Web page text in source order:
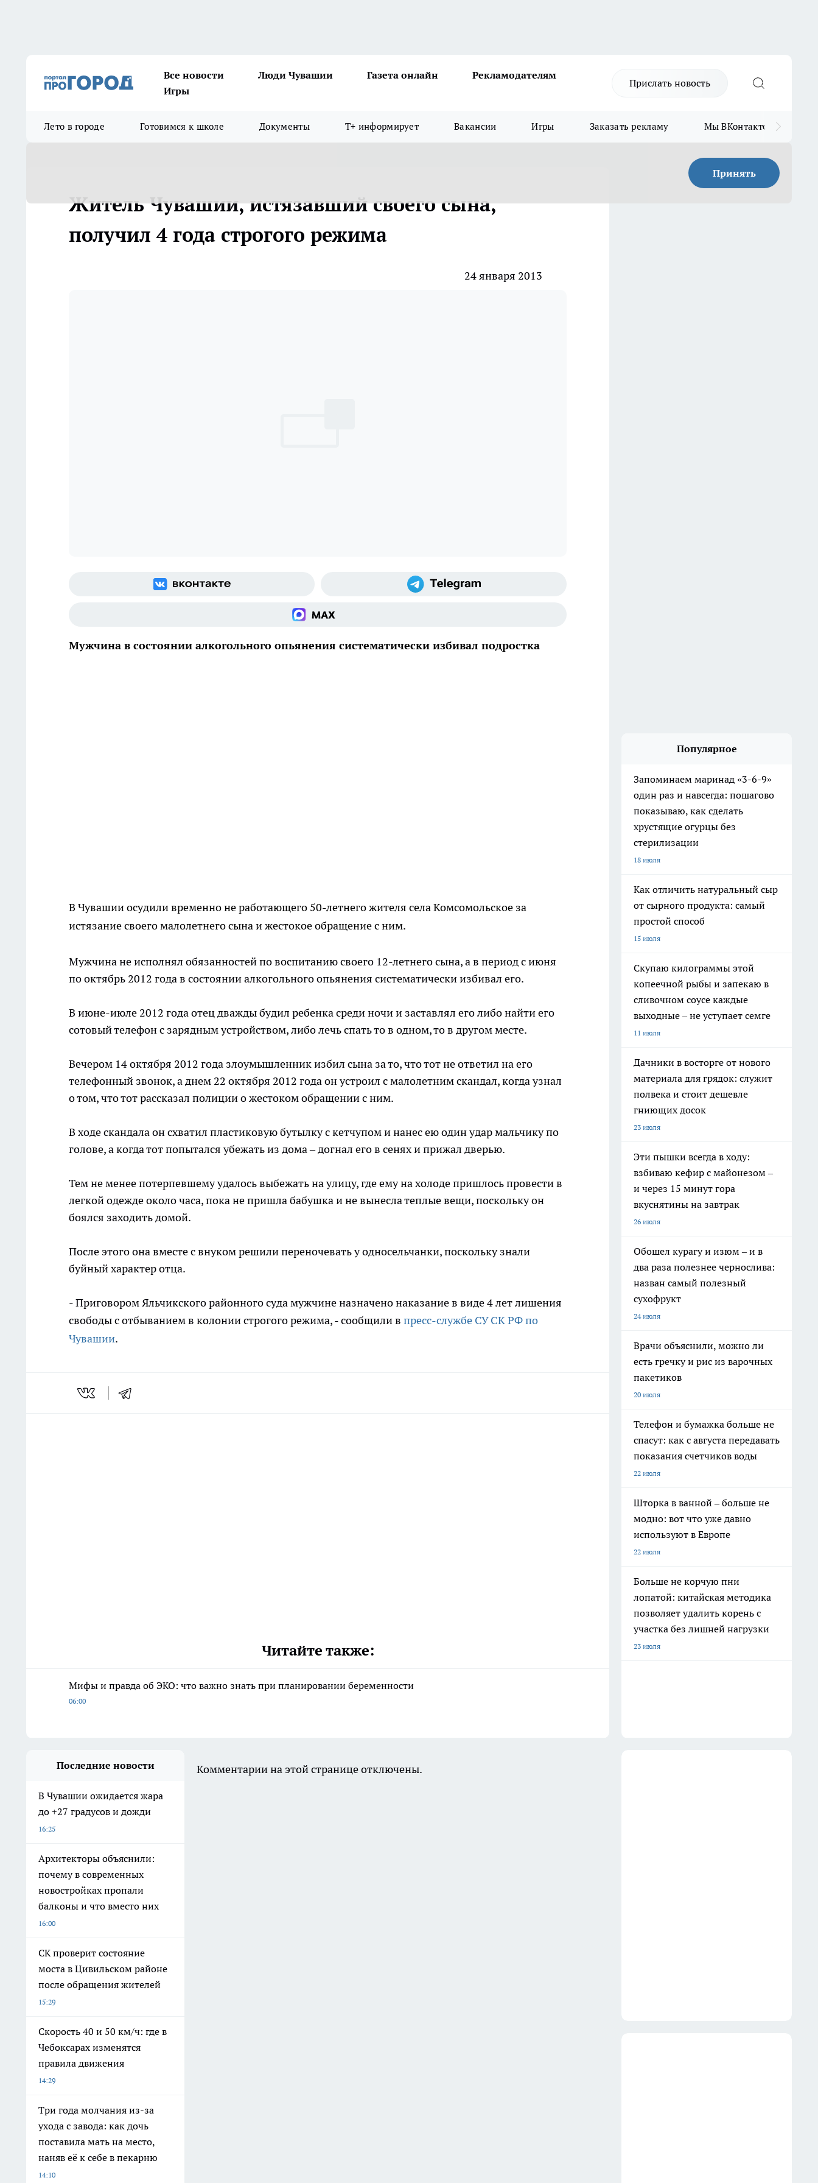
Все новости Люди Чувашии Газета онлайн
Рекламодателям
Игры
Прислать новость
Лето в городе Готовимся к школе Документы Т+ информирует Вакансии Игры Заказать рекламу Мы ВКонтакте
Принять
Житель Чувашии, истязавший своего сына,
получил 4 года строгого режима
24 января 2013
Мужчина в состоянии алкогольного опьянения систематически избивал подростка
В Чувашии осудили временно не работающего 50-летнего жителя села Комсомольское за
истязание своего малолетнего сына и жестокое обращение с ним.
Мужчина не исполнял обязанностей по воспитанию своего 12-летнего сына, а в период с июня
по октябрь 2012 года в состоянии алкогольного опьянения систематически избивал его.
В июне-июле 2012 года отец дважды будил ребенка среди ночи и заставлял его либо найти его
сотовый телефон с зарядным устройством, либо лечь спать то в одном, то в другом месте.
Вечером 14 октября 2012 года злоумышленник избил сына за то, что тот не ответил на его
телефонный звонок, а днем 22 октября 2012 года он устроил с малолетним скандал, когда узнал
о том, что тот рассказал полиции о жестоком обращении с ним.
В ходе скандала он схватил пластиковую бутылку с кетчупом и нанес ею один удар мальчику по
голове, а когда тот попытался убежать из дома – догнал его в сенях и прижал дверью.
Тем не менее потерпевшему удалось выбежать на улицу, где ему на холоде пришлось провести в
легкой одежде около часа, пока не пришла бабушка и не вынесла теплые вещи, поскольку он
боялся заходить домой.
После этого она вместе с внуком решили переночевать у односельчанки, поскольку знали
буйный характер отца.
- Приговором Яльчикского районного суда мужчине назначено наказание в виде 4 лет лишения
свободы с отбыванием в колонии строгого режима, - сообщили в пресс-службе СУ СК РФ по
Чувашии.
Читайте также:
Мифы и правда об ЭКО: что важно знать при планировании беременности
06:00
Популярное
Запоминаем маринад «3-6-9»
один раз и навсегда: пошагово
показываю, как сделать
хрустящие огурцы без
стерилизации
18 июля
Как отличить натуральный сыр
от сырного продукта: самый
простой способ
15 июля
Скупаю килограммы этой
копеечной рыбы и запекаю в
сливочном соусе каждые
выходные – не уступает семге
11 июля
Дачники в восторге от нового
материала для грядок: служит
полвека и стоит дешевле
гниющих досок
23 июля
Эти пышки всегда в ходу:
взбиваю кефир с майонезом –
и через 15 минут гора
вкуснятины на завтрак
26 июля
Обошел курагу и изюм – и в
два раза полезнее чернослива:
назван самый полезный
сухофрукт
24 июля
Врачи объяснили, можно ли
есть гречку и рис из варочных
пакетиков
20 июля
Телефон и бумажка больше не
спасут: как с августа передавать
показания счетчиков воды
22 июля
Шторка в ванной – больше не
модно: вот что уже давно
используют в Европе
22 июля
Больше не корчую пни
лопатой: китайская методика
позволяет удалить корень с
участка без лишней нагрузки
23 июля
Последние новости
В Чувашии ожидается жара
до +27 градусов и дожди
16:25
Архитекторы объяснили:
почему в современных
новостройках пропали
балконы и что вместо них
16:00
СК проверит состояние
моста в Цивильском районе
после обращения жителей
15:29
Скорость 40 и 50 км/ч: где в
Чебоксарах изменятся
правила движения
14:29
Три года молчания из-за
ухода с завода: как дочь
поставила мать на место,
наняв её к себе в пекарню
14:10
Комментарии на этой странице отключены.